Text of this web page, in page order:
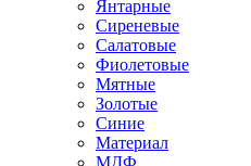
Янтарные
Сиреневые
Салатовые
Фиолетовые
Мятные
Золотые
Синие
Материал
МДФ